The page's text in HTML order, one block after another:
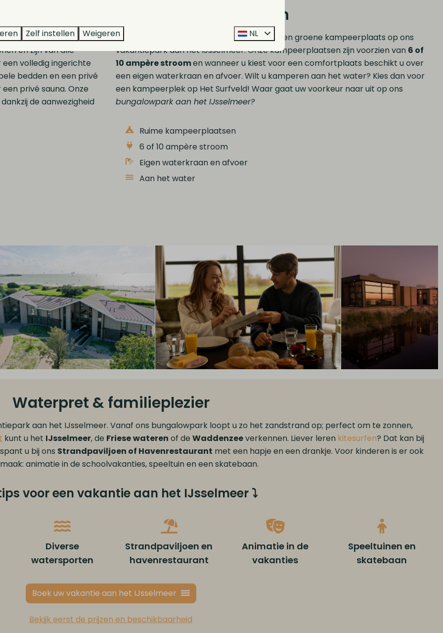
over het IJsselmeer?
en zijn van alle
volledig ingerichte
bedden en een privé
privé sauna. Onze
dankzij de aanwezigheid
Avontuurlijk kamperen
Liever kamperen? Kies dan voor een ruime en groene kampeerplaats op ons
vakantiepark aan het IJsselmeer. Onze kampeerplaatsen zijn voorzien van 6 of
10 ampère stroomen wanneer u kiest voor een comfortplaats beschikt u over
een eigen waterkraan en afvoer. Wilt u kamperen aan het water? Kies dan voor
een kampeerplek op Het Surfveld! Waar gaat uw voorkeur naar uit op ons
bungalowpark aan het IJsselmeer?
Ruime kampeerplaatsen
6 of 10 ampère stroom
Eigen waterkraan en afvoer
Aan het water
Waterpret & familieplezier
aan het IJsselmeer. Vanaf ons bungalowpark loopt u zo het zandstrand op; perfect om te zonnen,
kunt u het IJsselmeer, de Friesewateren of de Waddenzeeverkennen. Liever leren kitesurfen? Dat kan bij
u bij ons Strandpaviljoen of Havenrestaurant met een hapje en een drankje. Voor kinderen is er ook
animatie in de schoolvakanties, speeltuin en een skatebaan.
voor een vakantie aan het IJsselmeer ⤵
Diverse
watersporten
Strandpaviljoen en
havenrestaurant
Animatie in de
vakanties
Speeltuinen en
skatebaan
Boek uw vakantie aan het IJsselmeer
Bekijk eerst de prijzen en beschikbaarheid
Zelf instellen Weigeren NL